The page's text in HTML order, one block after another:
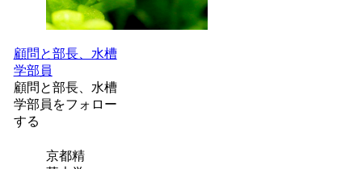
顧問と部長、水槽
学部員
顧問と部長、水槽
学部員をフォロー
する
京都精